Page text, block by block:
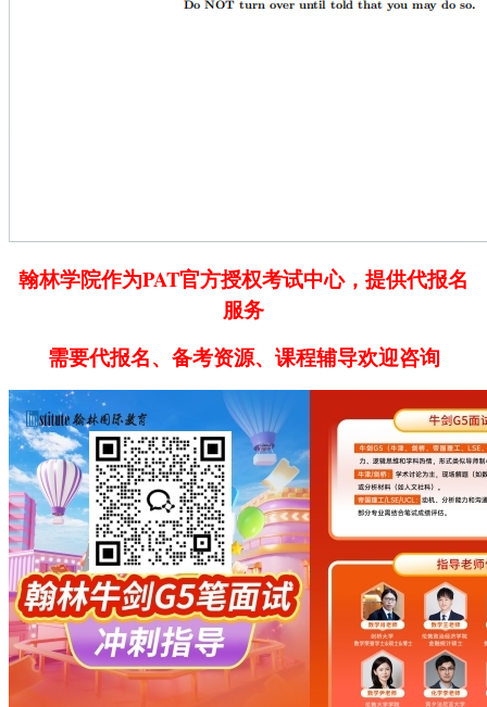
翰林学院作为PAT官方授权考试中心，提供代报名
服务
需要代报名、备考资源、课程辅导欢迎咨询